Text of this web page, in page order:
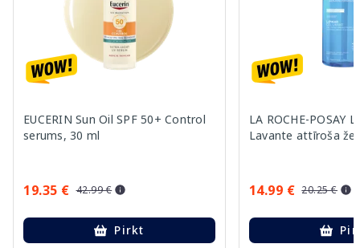
EUCERIN Sun Oil SPF 50+ Control
serums, 30 ml
19.35 € 42.99 €
Pirkt
LA ROCHE-POSAY
Lavante attīroša
14.99 € 20.25 €